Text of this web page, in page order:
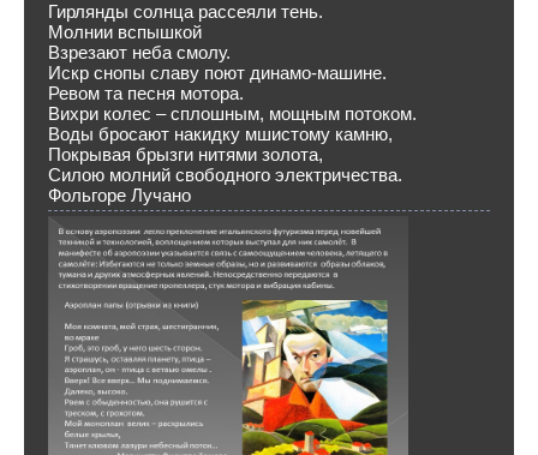
Гирлянды солнца рассеяли тень.
Молнии вспышкой
Взрезают неба смолу.
Искр снопы славу поют динамо-машине.
Ревом та песня мотора.
Вихри колес – сплошным, мощным потоком.
Воды бросают накидку мшистому камню,
Покрывая брызги нитями золота,
Силою молний свободного электричества.
Фольгоре Лучано